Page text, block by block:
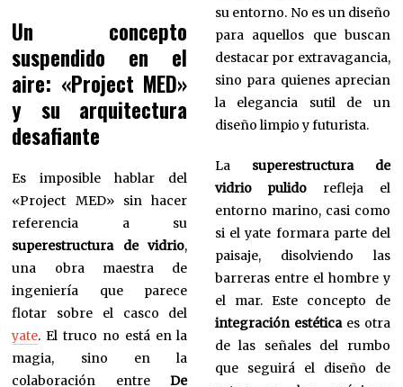
Un concepto
suspendido en el
aire: «Project MED»
y su arquitectura
desafiante
Es imposible hablar del
«Project MED» sin hacer
referencia a su
superestructura de vidrio,
una obra maestra de
ingeniería que parece
flotar sobre el casco del
yate. El truco no está en la
magia, sino en la
colaboración entreDe
su entorno. No es un diseño
para aquellos que buscan
destacar por extravagancia,
sino para quienes aprecian
la elegancia sutil de un
diseño limpio y futurista.
La superestructura de
vidrio pulidorefleja el
entorno marino, casi como
si el yate formara parte del
paisaje, disolviendo las
barreras entre el hombre y
el mar. Este concepto de
integración estéticaes otra
de las señales del rumbo
que seguirá el diseño de